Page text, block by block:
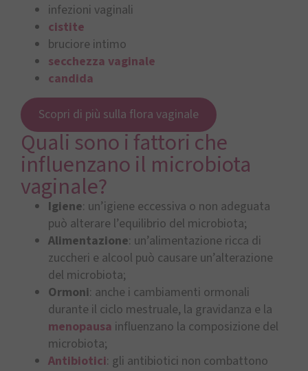
infezioni vaginali
cistite
bruciore intimo
secchezza vaginale
candida
Scopri di più sulla flora vaginale
Quali sono i fattori che
influenzano il microbiota
vaginale?
Igiene: un’igiene eccessiva o non adeguata
può alterare l’equilibrio del microbiota;
Alimentazione: un’alimentazione ricca di
zuccheri e alcool può causare un’alterazione
del microbiota;
Ormoni: anche i cambiamenti ormonali
durante il ciclo mestruale, la gravidanza e la
menopausa influenzano la composizione del
microbiota;
Antibiotici: gli antibiotici non combattono